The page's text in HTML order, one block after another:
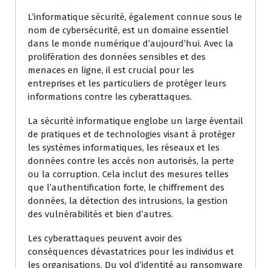
L’informatique sécurité, également connue sous le
nom de cybersécurité, est un domaine essentiel
dans le monde numérique d’aujourd’hui. Avec la
prolifération des données sensibles et des
menaces en ligne, il est crucial pour les
entreprises et les particuliers de protéger leurs
informations contre les cyberattaques.
La sécurité informatique englobe un large éventail
de pratiques et de technologies visant à protéger
les systèmes informatiques, les réseaux et les
données contre les accès non autorisés, la perte
ou la corruption. Cela inclut des mesures telles
que l’authentification forte, le chiffrement des
données, la détection des intrusions, la gestion
des vulnérabilités et bien d’autres.
Les cyberattaques peuvent avoir des
conséquences dévastatrices pour les individus et
les organisations. Du vol d’identité au ransomware